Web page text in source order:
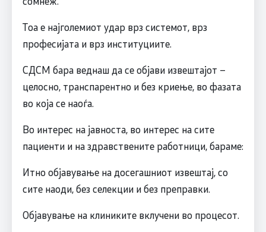
Тоа е најголемиот удар врз системот, врз
професијата и врз институциите.
СДСМ бара веднаш да се објави извештајот –
целосно, транспарентно и без криење, во фазата
во која се наоѓа.
Во интерес на јавноста, во интерес на сите
пациенти и на здравствените работници, бараме:
Итно објавување на досегашниот извештај, со
сите наоди, без селекции и без преправки.
Објавување на клиниките вклучени во процесот.